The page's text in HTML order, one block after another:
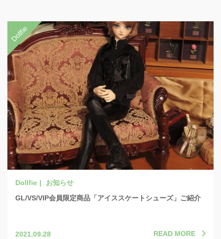
お知らせ
GL/VS/VIP会員限定商品「アイススケートシューズ」ご紹介
2021.09.28 READ MORE